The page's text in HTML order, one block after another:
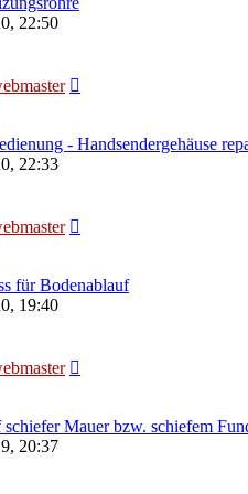
22:50
- Handsendergehäuse
22:33
für Bodenablauf
19:40
Mauer bzw. schiefem
20:37